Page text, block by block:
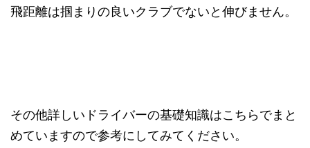
飛距離は掴まりの良いクラブでないと伸びません。
その他詳しいドライバーの基礎知識はこちらでまと
めていますので参考にしてみてください。